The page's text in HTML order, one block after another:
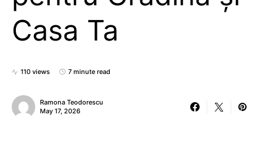
Casa Ta
110 views 7 minute read
Ramona Teodorescu
May 17, 2026